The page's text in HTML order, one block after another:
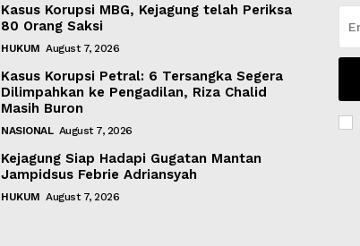
Kasus Korupsi MBG, Kejagung telah Periksa
80 Orang Saksi
HUKUM August 7, 2026
Kasus Korupsi Petral: 6 Tersangka Segera
Dilimpahkan ke Pengadilan, Riza Chalid
Masih Buron
NASIONAL August 7, 2026
Kejagung Siap Hadapi Gugatan Mantan
Jampidsus Febrie Adriansyah
HUKUM August 7, 2026